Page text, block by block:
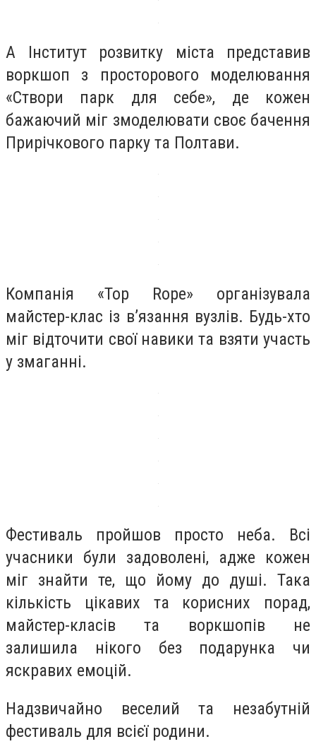
А Інститут розвитку міста представив
воркшоп з просторового моделювання
«Створи парк для себе», де кожен
бажаючий міг змоделювати своє бачення
Прирічкового парку та Полтави.
Компанія «Top Rope» організувала
майстер-клас із в’язання вузлів. Будь-хто
міг відточити свої навики та взяти участь
у змаганні.
Фестиваль пройшов просто неба. Всі
учасники були задоволені, адже кожен
міг знайти те, що йому до душі. Така
кількість цікавих та корисних порад,
майстер-класів та воркшопів не
залишила нікого без подарунка чи
яскравих емоцій.
Надзвичайно веселий та незабутній
фестиваль для всієї родини.